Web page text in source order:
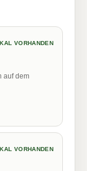
VORHANDEN
auf dem
VORHANDEN